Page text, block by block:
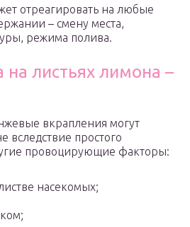
отреагировать на любые
– смену места,
режима полива.
листьях лимона –
вкрапления могут
вследствие простого
провоцирующие факторы:
насекомых;